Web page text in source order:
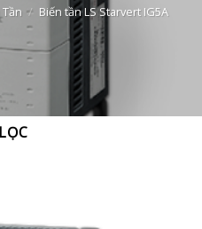
Tần / Biến tần LS Starvert IG5A
LỌC